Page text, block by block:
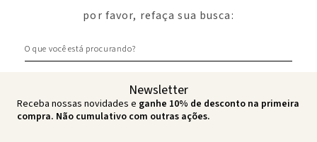
por favor, refaça sua busca:
Newsletter
Receba nossas novidades e ganhe 10% de desconto na primeira
compra. Não cumulativo com outras ações.